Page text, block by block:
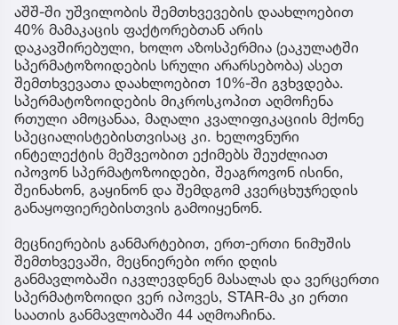
აშშ-ში უშვილობის შემთხვევების დაახლოებით
40% მამაკაცის ფაქტორებთან არის
დაკავშირებული, ხოლო აზოსპერმია (ეაკულატში
სპერმატოზოიდების სრული არარსებობა) ასეთ
შემთხვევათა დაახლოებით 10%-ში გვხვდება.
სპერმატოზოიდების მიკროსკოპით აღმოჩენა
რთული ამოცანაა, მაღალი კვალიფიკაციის მქონე
სპეციალისტებისთვისაც კი. ხელოვნური
ინტელექტის მეშვეობით ექიმებს შეუძლიათ
იპოვონ სპერმატოზოიდები, შეაგროვონ ისინი,
შეინახონ, გაყინონ და შემდგომ კვერცხუჯრედის
განაყოფიერებისთვის გამოიყენონ.
მეცნიერების განმარტებით, ერთ-ერთი ნიმუშის
შემთხვევაში, მეცნიერები ორი დღის
განმავლობაში იკვლევდნენ მასალას და ვერცერთი
სპერმატოზოიდი ვერ იპოვეს, STAR-მა კი ერთი
საათის განმავლობაში 44 აღმოაჩინა.